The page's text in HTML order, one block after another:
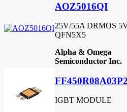
AOZ5016QI
25V/55A DRMOS
QFN5X5
Alpha & Omega
Semiconductor Inc.
IGBT MODULE